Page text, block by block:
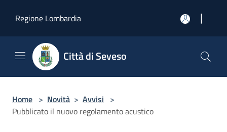
Regione Lombardia
|
Città di Seveso
Home > Novità > Avvisi >
Pubblicato il nuovo regolamento acustico